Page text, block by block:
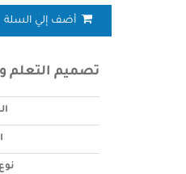
أضف إلي السلة
تصميم التعلم